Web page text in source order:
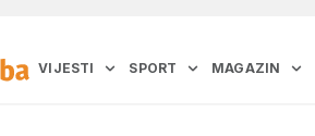
VIJESTI SPORT MAGAZIN